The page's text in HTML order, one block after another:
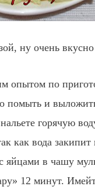
ну очень
опытом по
помыть и
горячую
как вода закипит
яйцами в чашу
12 минут.